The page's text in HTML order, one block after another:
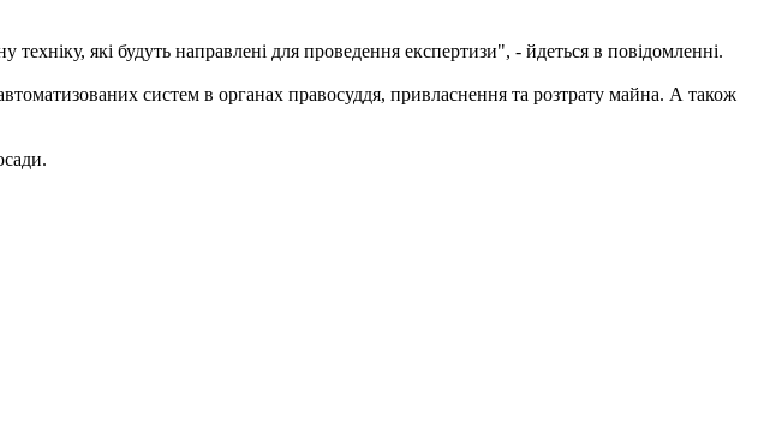
які будуть направлені для проведення експертизи", - йдеться в повідомленні.
систем в органах правосуддя, привласнення та розтрату майна. А також